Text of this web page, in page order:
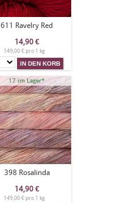
611 Ravelry Red
14,90 €
149,00 € pro 1 kg
17 im Lager*
398 Rosalinda
14,90 €
149,00 € pro 1 kg